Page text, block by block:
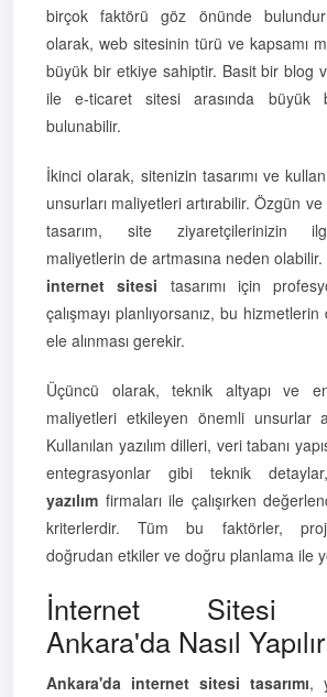
birçok faktörü göz önünde
olarak, web sitesinin türü ve kapsamı
büyük bir etkiye sahiptir. Basit bir blog
ile e-ticaret sitesi arasında büyük
bulunabilir.
İkinci olarak, sitenizin tasarımı ve
unsurları maliyetleri artırabilir. Özgün ve
tasarım, site ziyaretçilerinizin
maliyetlerin de artmasına neden
internet sitesi tasarımı için
çalışmayı planlıyorsanız, bu
ele alınması gerekir.
Üçüncü olarak, teknik altyapı ve
maliyetleri etkileyen önemli unsurlar
Kullanılan yazılım dilleri, veri tabanı
entegrasyonlar gibi teknik
yazılım firmaları ile çalışırken
kriterlerdir. Tüm bu faktörler,
doğrudan etkiler ve doğru planlama ile
İnternet Sitesi
Ankara'da Nasıl
Ankara'da internet sitesi tasarımı,